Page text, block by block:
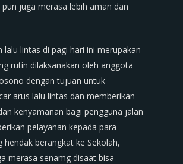
juga merasa lebih aman dan
lalu lintas di pagi hari ini merupakan
rutin dilaksanakan oleh anggota
dengan tujuan untuk
arus lalu lintas dan memberikan
kenyamanan bagi pengguna jalan
pelayanan kepada para
hendak berangkat ke Sekolah,
merasa senamg disaat bisa